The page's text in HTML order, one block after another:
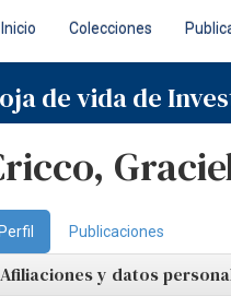
Inicio Colecciones
de vida de
Perfil Publicaciones
Afiliaciones y datos